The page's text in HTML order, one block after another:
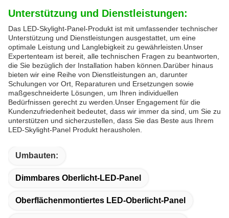
Unterstützung und Dienstleistungen:
Das LED-Skylight-Panel-Produkt ist mit umfassender technischer
Unterstützung und Dienstleistungen ausgestattet, um eine
optimale Leistung und Langlebigkeit zu gewährleisten.Unser
Expertenteam ist bereit, alle technischen Fragen zu beantworten,
die Sie bezüglich der Installation haben können.Darüber hinaus
bieten wir eine Reihe von Dienstleistungen an, darunter
Schulungen vor Ort, Reparaturen und Ersetzungen sowie
maßgeschneiderte Lösungen, um Ihren individuellen
Bedürfnissen gerecht zu werden.Unser Engagement für die
Kundenzufriedenheit bedeutet, dass wir immer da sind, um Sie zu
unterstützen und sicherzustellen, dass Sie das Beste aus Ihrem
LED-Skylight-Panel Produkt herausholen.
Umbauten:
Dimmbares Oberlicht-LED-Panel
Oberflächenmontiertes LED-Oberlicht-Panel